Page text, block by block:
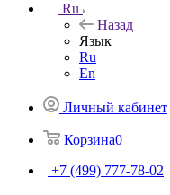
Ru
Назад
Язык
Ru
En
Личный кабинет
Корзина0
+7 (499) 777-78-02